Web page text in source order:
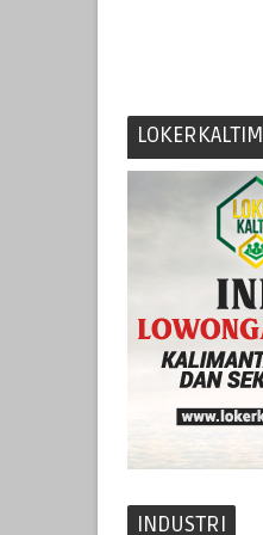
LOKERKALTIM
INDUSTRI